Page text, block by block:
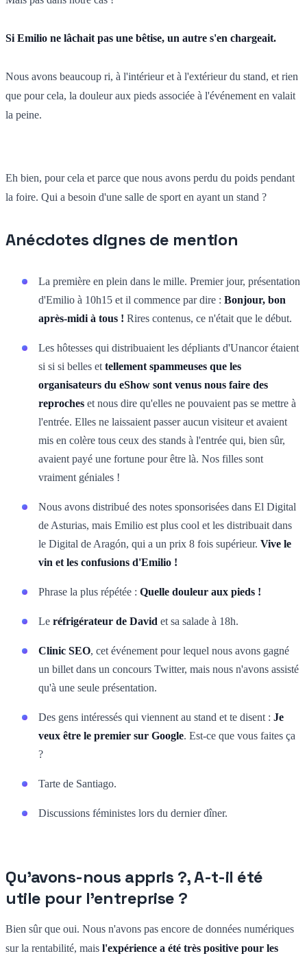
Si Emilio ne lâchait pas une bêtise, un autre s'en chargeait.
Nous avons beaucoup ri, à l'intérieur et à l'extérieur du stand, et rien
que pour cela, la douleur aux pieds associée à l'événement en valait
la peine.
Eh bien, pour cela et parce que nous avons perdu du poids pendant
la foire. Qui a besoin d'une salle de sport en ayant un stand ?
Anécdotes dignes de mention
La première en plein dans le mille. Premier jour, présentation
d'Emilio à 10h15 et il commence par dire : Bonjour, bon
après-midi à tous ! Rires contenus, ce n'était que le début.
Les hôtesses qui distribuaient les dépliants d'Unancor étaient
si si si belles et tellement spammeuses que les
organisateurs du eShow sont venus nous faire des
reproches et nous dire qu'elles ne pouvaient pas se mettre à
l'entrée. Elles ne laissaient passer aucun visiteur et avaient
mis en colère tous ceux des stands à l'entrée qui, bien sûr,
avaient payé une fortune pour être là. Nos filles sont
vraiment géniales !
Nous avons distribué des notes sponsorisées dans El Digital
de Asturias, mais Emilio est plus cool et les distribuait dans
le Digital de Aragón, qui a un prix 8 fois supérieur. Vive le
vin et les confusions d'Emilio !
Phrase la plus répétée : Quelle douleur aux pieds !
Le réfrigérateur de David et sa salade à 18h.
Clinic SEO, cet événement pour lequel nous avons gagné
un billet dans un concours Twitter, mais nous n'avons assisté
qu'à une seule présentation.
Des gens intéressés qui viennent au stand et te disent : Je
veux être le premier sur Google. Est-ce que vous faites ça
?
Tarte de Santiago.
Discussions féministes lors du dernier dîner.
Qu'avons-nous appris ?, A-t-il été
utile pour l'entreprise ?
Bien sûr que oui. Nous n'avons pas encore de données numériques
sur la rentabilité, mais l'expérience a été très positive pour les